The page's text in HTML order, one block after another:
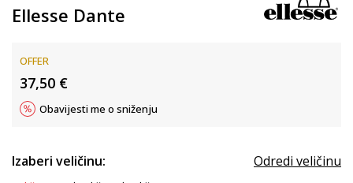
Ellesse Dante
OFFER
37,50 €
Obavijesti me o sniženju
Izaberi veličinu: Odredi veličinu